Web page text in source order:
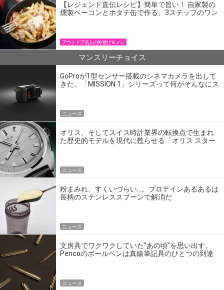
【レジェンド直伝レシピ】簡単で旨い！ 自家製の
燻製ベーコンとホタテ缶で作る、3ステップのワン
アウトドア名人の外遊び＆メシ
マンスリーチョイス
GoProが1型センサー搭載のシネマカメラを出して
きた。「MISSION 1」シリーズって何がそんなにス
ニュース
オリス、そしてスイス時計業界の転換点で生まれ
た歴史的モデルを現代に甦らせる「オリス スター
ニュース
粉まみれ、すくいづらい…。プロテインあるあるは
長柄のステンレススプーンで解消だ
ニュース
文房具でワクワクしていた“あの頃”を思い出す。
Pencoのボールペンは真鍮筆記具のひとつの到達
ニュース